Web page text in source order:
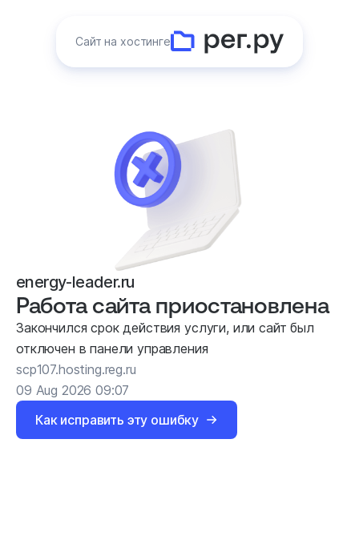
Сайт на хостинге
energy-leader.ru
Работа сайта приостановлена
Закончился срок действия услуги, или сайт был
отключен в панели управления
scp107.hosting.reg.ru
09 Aug 2026 09:07
Как исправить эту ошибку